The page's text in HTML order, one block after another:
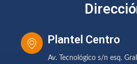
Plantel Centro
Av. Tecnológico s/n esq.